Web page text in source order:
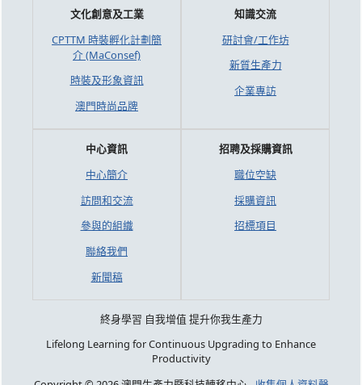
文化創意及工業
CPTTM 時裝孵化計劃簡
介 (MaConsef)
時裝及形象資訊
澳門時尚品牌
知識交流
研討會/工作坊
新質生產力
企業專訪
中心資訊
中心簡介
訪問和交流
參與的組織
聯絡我們
新聞稿
招聘及採購資訊
職位空缺
採購資訊
招標項目
終身學習 自我增值 提升你我生產力
Lifelong Learning for Continuous Upgrading to Enhance
Productivity